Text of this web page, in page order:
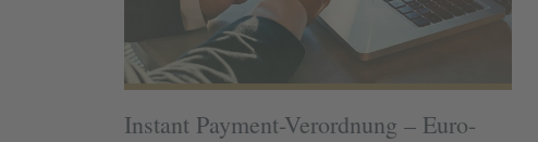
Instant Payment-Verordnung – Euro-